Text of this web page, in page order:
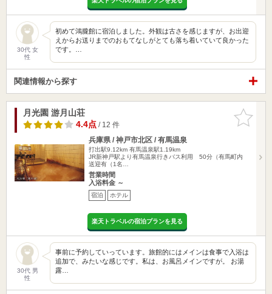
30代 女
性
初めて鴻朧館に宿泊しました。外観は古さを感じますが、お出迎
えからお送りまでのおもてなしがとても落ち着いていて良かった
です。…
関連情報から探す
お気に入
りに追加
月光園 游月山荘
4.4点/ 12 件
兵庫県 / 神戸市北区 / 有馬温泉
打出駅9.12km 有馬温泉駅1.19km
JR新神戸駅より有馬温泉行きバス利用 50分（有馬町内
送迎有（1名…
営業時間
入浴料金 ～
宿泊 ホテル
楽天トラベルの宿泊プランを見る
30代 男
性
事前に予約していっています。旅館的にはメインは食事で入浴は
追加で、みたいな感じです。私は、お風呂メインですが。 お湯
露…